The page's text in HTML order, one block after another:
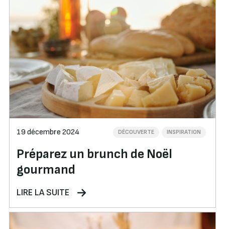
19 décembre 2024 DÉCOUVERTE INSPIRATION
Préparez un brunch de Noël
gourmand
LIRE LA SUITE